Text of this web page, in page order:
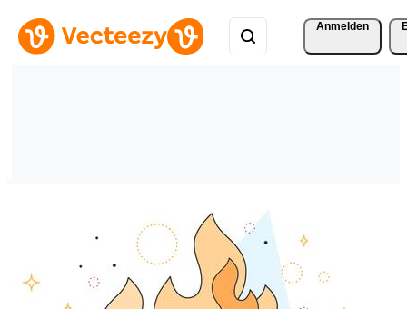
Anmelden